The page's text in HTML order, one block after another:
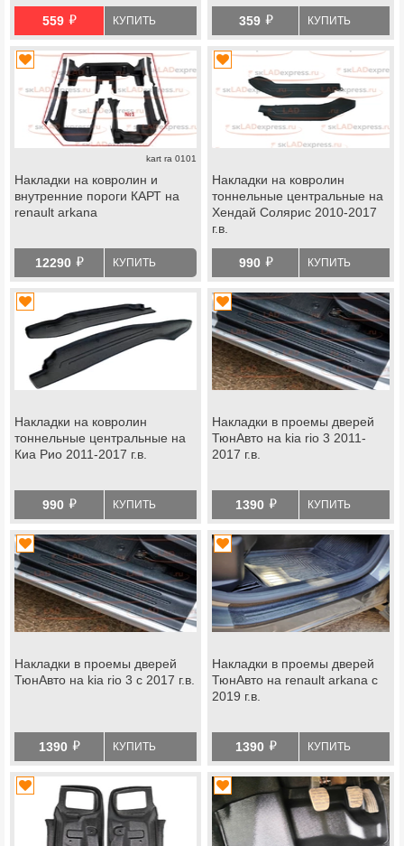
559 й КУПИТЬ 359 й КУПИТЬ
kart ra 0101
Накладки на ковролин и
внутренние пороги КАРТ на
renault arkana
12290 й КУПИТЬ
Накладки на ковролин
тоннельные центральные на
Хендай Солярис 2010-2017
г.в.
990 й КУПИТЬ
Накладки на ковролин
тоннельные центральные на
Киа Рио 2011-2017 г.в.
990 й КУПИТЬ
Накладки в проемы дверей
ТюнАвто на kia rio 3 2011-
2017 г.в.
1390 й КУПИТЬ
Накладки в проемы дверей
ТюнАвто на kia rio 3 с 2017 г.в.
1390 й КУПИТЬ
Накладки в проемы дверей
ТюнАвто на renault arkana с
2019 г.в.
1390 й КУПИТЬ